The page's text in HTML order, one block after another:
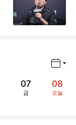
07
금
08
오늘